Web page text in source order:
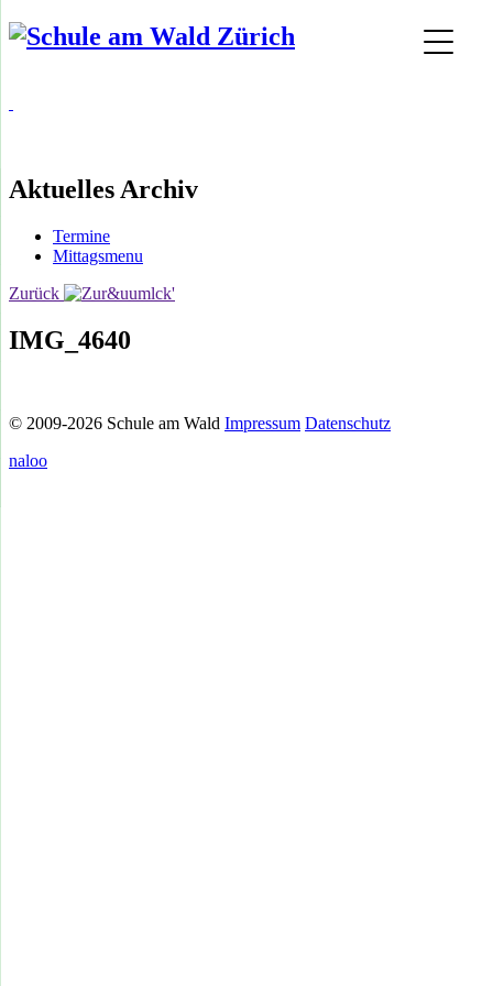
Aktuelles Archiv
Termine
Mittagsmenu
Zurück
IMG_4640
© 2009-2026 Schule am Wald Impressum Datenschutz
naloo